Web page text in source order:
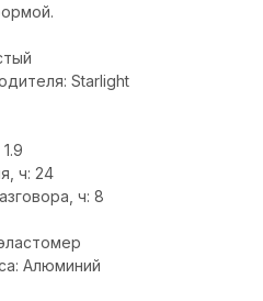
Starlight
ч: 24
ч: 8
Алюминий